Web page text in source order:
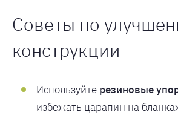
Советы по
конструкции
Используйте резиновые
избежать царапин на